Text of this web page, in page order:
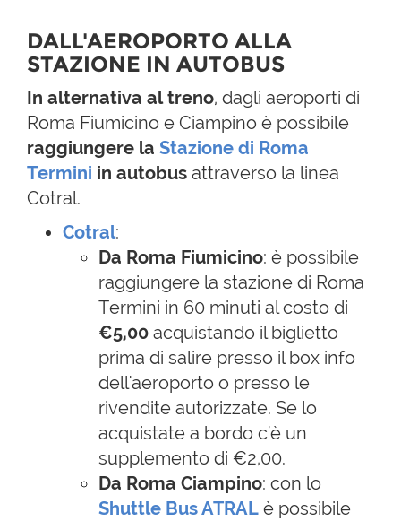
DALL'AEROPORTO ALLA
STAZIONE IN AUTOBUS
In alternativa al treno, dagli aeroporti di
Roma Fiumicino e Ciampino è possibile
raggiungere la Stazione di Roma
Termini in autobus attraverso la linea
Cotral.
Cotral:
Da Roma Fiumicino: è possibile
raggiungere la stazione di Roma
Termini in 60 minuti al costo di
€5,00 acquistando il biglietto
prima di salire presso il box info
dell'aeroporto o presso le
rivendite autorizzate. Se lo
acquistate a bordo c'è un
supplemento di €2,00.
Da Roma Ciampino: con lo
Shuttle Bus ATRAL è possibile